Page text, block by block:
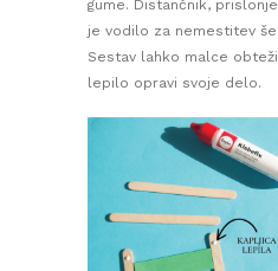
gume. Distančnik,
je vodilo za nemestitev
Sestav lahko malce
lepilo opravi svoje delo.